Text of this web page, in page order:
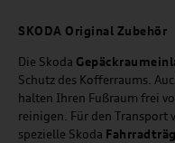
SKODA Original Zubehör
Die Skoda
Schutz des Kofferraums.
halten Ihren Fußraum frei
reinigen. Für den Transport
spezielle Skoda